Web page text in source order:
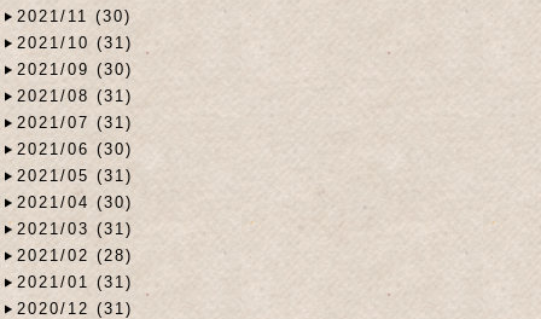
2021/11 (30)
2021/10 (31)
2021/09 (30)
2021/08 (31)
2021/07 (31)
2021/06 (30)
2021/05 (31)
2021/04 (30)
2021/03 (31)
2021/02 (28)
2021/01 (31)
2020/12 (31)